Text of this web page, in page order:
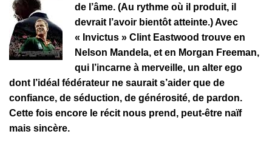
de l’âme. (Au rythme où il produit, il
devrait l’avoir bientôt atteinte.) Avec
« Invictus » Clint Eastwood trouve en
Nelson Mandela, et en Morgan Freeman,
qui l’incarne à merveille, un alter ego
dont l’idéal fédérateur ne saurait s’aider que de
confiance, de séduction, de générosité, de pardon.
Cette fois encore le récit nous prend, peut-être naïf
mais sincère.